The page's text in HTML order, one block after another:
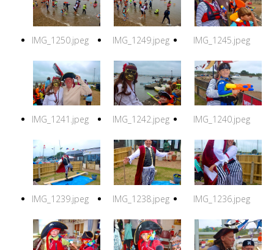
IMG_1250.jpeg IMG_1249.jpeg IMG_1245.jpeg
IMG_1241.jpeg IMG_1242.jpeg IMG_1240.jpeg
IMG_1239.jpeg IMG_1238.jpeg IMG_1236.jpeg